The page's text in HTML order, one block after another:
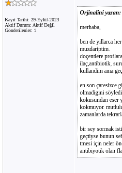
Kayıt Tarihi: 29-Eylül-2023
Aktif Durum: Aktif Değil
Gönderilenler: 1
Orjinalini yazan:
merhaba,
ben de yillarca
muzdariptim.
doçentlere
ilaç,antibiotik,
kullandim ama
en son çaresizce
olmadigini
kokusundan eser
kokmuyor.
zamanlarda
bir sey sormak
geçtiyse bunun
tmesi için neler
antibiyotik olan